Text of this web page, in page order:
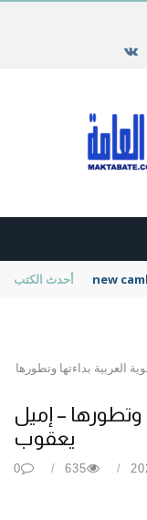
أحدث الكتب new
العربية بداءتها وتطورها
وتطورها – إميل
يعقوب
635
0